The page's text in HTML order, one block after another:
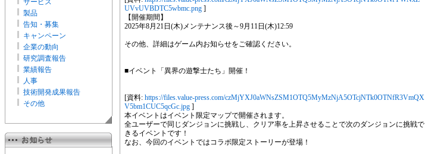
サービス
製品
告知・募集
キャンペーン
企業の動向
研究調査報告
業績報告
人事
技術開発成果報告
その他
UVvUVBDTC5wbmc.png ]
【開催期間】
2025年8月21日(木)メンテナンス後～9月11日(木)12:59
その他、詳細はゲーム内お知らせをご確認ください。
■イベント「異界の遊撃士たち」開催！
[資料: https://files.value-press.com/czMjYXJ0aWNsZSM1OTQ5MyMzNjA5OTcjNTk0OTNfR3VmQX
V5bm1CUC5qcGc.jpg ]
本イベントはイベント限定マップで開催されます。
全ユーザーで同じダンジョンに挑戦し、クリア率を上昇させることで次のダンジョンに挑戦で
きるイベントです！
なお、今回のイベントではコラボ限定ストーリーが登場！